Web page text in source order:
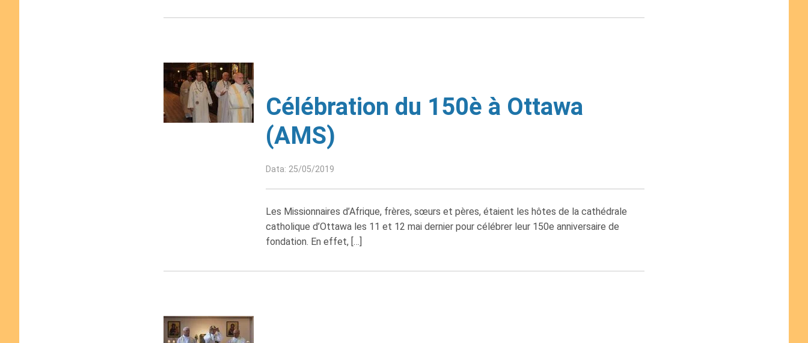
Célébration du 150è à Ottawa
(AMS)
Data: 25/05/2019
Les Missionnaires d’Afrique, frères, sœurs et pères, étaient les hôtes de la cathédrale
catholique d’Ottawa les 11 et 12 mai dernier pour célébrer leur 150e anniversaire de
fondation. En effet, […]